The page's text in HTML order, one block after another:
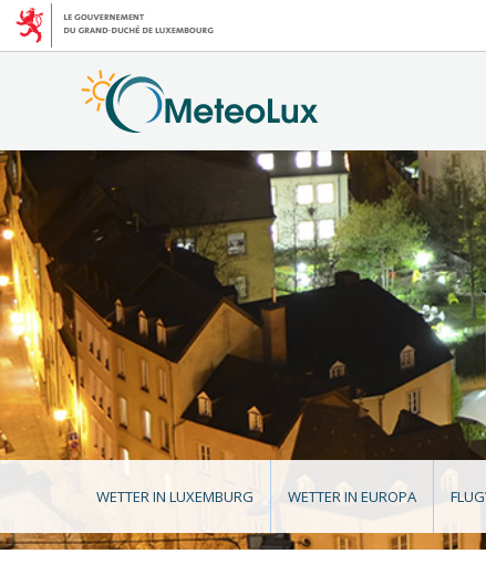
WETTER IN LUXEMBURG WETTER IN EUROPA